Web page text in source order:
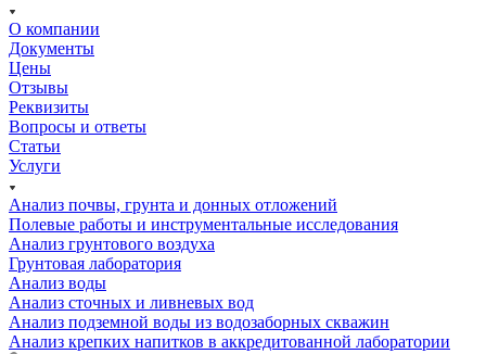
О компании
Документы
Цены
Отзывы
Реквизиты
Вопросы и ответы
Статьи
Услуги
Анализ почвы, грунта и донных отложений
Полевые работы и инструментальные исследования
Анализ грунтового воздуха
Грунтовая лаборатория
Анализ воды
Анализ сточных и ливневых вод
Анализ подземной воды из водозаборных скважин
Анализ крепких напитков в аккредитованной лаборатории